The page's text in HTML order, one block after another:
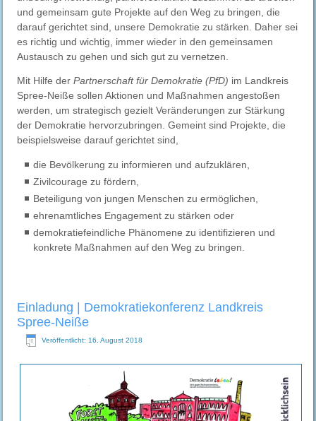
und gemeinsam gute Projekte auf den Weg zu bringen, die
darauf gerichtet sind, unsere Demokratie zu stärken. Daher sei
es richtig und wichtig, immer wieder in den gemeinsamen
Austausch zu gehen und sich gut zu vernetzen.
Mit Hilfe derPartnerschaft für Demokratie (PfD) im Landkreis
Spree-Neiße sollen Aktionen und Maßnahmen angestoßen
werden, um strategisch gezielt Veränderungen zur Stärkung
der Demokratie hervorzubringen. Gemeint sind Projekte, die
beispielsweise darauf gerichtet sind,
die Bevölkerung zu informieren und aufzuklären,
Zivilcourage zu fördern,
Beteiligung von jungen Menschen zu ermöglichen,
ehrenamtliches Engagement zu stärken oder
demokratiefeindliche Phänomene zu identifizieren und
konkrete Maßnahmen auf den Weg zu bringen.
Einladung | Demokratiekonferenz Landkreis
Spree-Neiße
Veröffentlicht: 16. August 2018